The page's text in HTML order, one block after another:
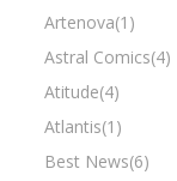
Artenova(1)
Astral Comics(4)
Atitude(4)
Atlantis(1)
Best News(6)